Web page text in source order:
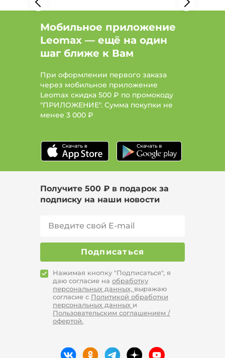
Мобильное приложение
Leomax — ещё на один
шаг ближе к Вам
При оформлении первого заказа
через мобильное приложение
Leomax скидка 500 ₽ по промокоду
"ПРИЛОЖЕНИЕ". Сумма покупки не
менее 3 000 ₽
Получите 500 ₽ в подарок за
подписку на наши новости
Подписаться
Нажимая кнопку "Подписаться", я
даю согласие на обработку
персональных данных, выражаю
согласие с Политикой обработки
персональных данных и
Пользовательским соглашением /
офертой.